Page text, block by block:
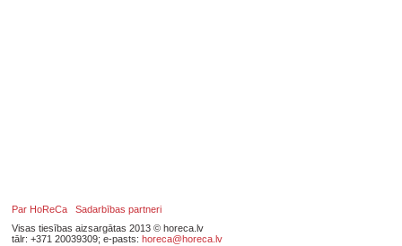
Par HoReCa
Sadarbības partneri
Visas tiesības aizsargātas 2013 © horeca.lv
tālr: +371 20039309; e-pasts: horeca@horeca.lv